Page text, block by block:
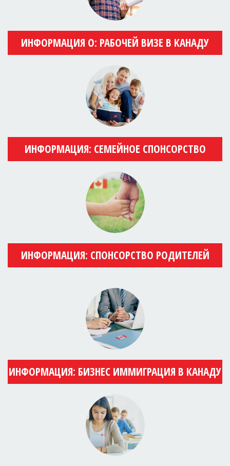
ИНФОРМАЦИЯ О: РАБОЧЕЙ ВИЗЕ В КАНАДУ
ИНФОРМАЦИЯ: СЕМЕЙНОЕ СПОНСОРСТВО
ИНФОРМАЦИЯ: СПОНСОРСТВО РОДИТЕЛЕЙ
ИНФОРМАЦИЯ: БИЗНЕС ИММИГРАЦИЯ В КАНАДУ